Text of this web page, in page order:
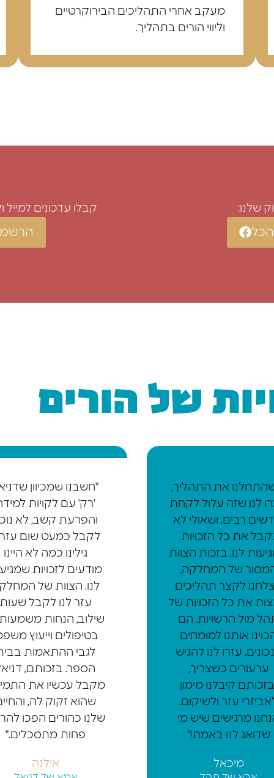
מעקב אחרי התהליכים הבירוקרטיים
וליווי הורים בתהליך.
שלנו: קבלו עדכונים
של הורים
את התהליך,
לנו שזה עלול לקחת
רבים, ושאולי לא
את כל הזכויות
לנו. בזכות הצוות
של המחלקה,
לקצר תהליכים
את כל הזכויות של
מול הרשויות. הם
אותנו למומחים
עזרו לנו להגיש
ערעורים כשצריך,
קיבלנו מימון
עזר ולשיקום.
מרגישים שיש מי
שדואג לנו באמת!"
מיכאל
"חשבנו שמכיוון
'רק' עם לקויות
והפרעת קשב, לא
לקבל כמעט שום
גילינו כמה לא היינו
מודעים לזכויות
לנו. הצוות של
עזר לנו לקבל
שילוב, הנחות
בטיפולים וייעוץ
לגבי ההתאמות
הספר. בזכותם,
מקבל עכשיו את
שהוא זקוק לה,
שלנו כהורים הפכו
פחות מתסכלים."
אילנה